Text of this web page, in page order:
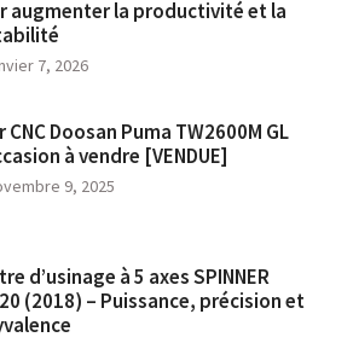
augmenter la productivité et la
7, 2026
CNC Doosan Puma TW2600M GL
à vendre [VENDUE]
9, 2025
d’usinage à 5 axes SPINNER
(2018) – Puissance, précision et